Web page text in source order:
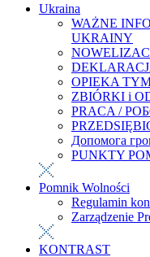
Ukraina
WAŻNE
UKRAINY
OPIEKA
ZBIÓRKI i
PRACA /
Допомога
PUNKTY
Pomnik Wolności
Regulamin
Zarządzenie
KONTRAST